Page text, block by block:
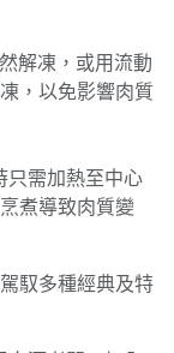
解凍，或用流動
，以免影響肉質
只需加熱至中心
煮導致肉質變
馭多種經典及特